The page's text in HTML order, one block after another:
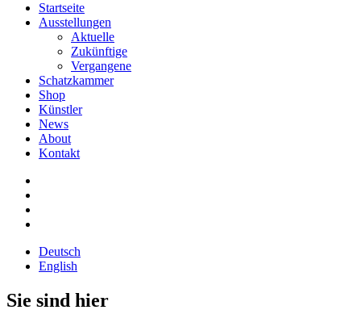
Startseite
Ausstellungen
Aktuelle
Zukünftige
Vergangene
Schatzkammer
Shop
Künstler
News
About
Kontakt
Deutsch
English
Sie sind hier